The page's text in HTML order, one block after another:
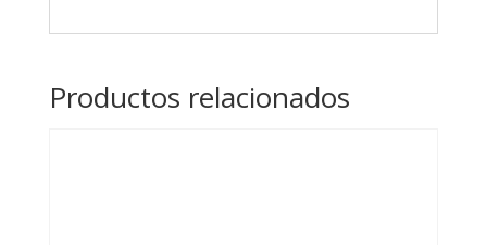
Productos relacionados